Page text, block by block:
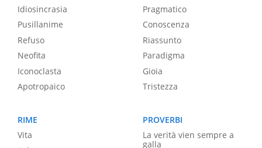
Idiosincrasia
Pusillanime
Refuso
Neofita
Iconoclasta
Apotropaico
Pragmatico
Conoscenza
Riassunto
Paradigma
Gioia
Tristezza
RIME
Vita
PROVERBI
La verità vien sempre a
galla